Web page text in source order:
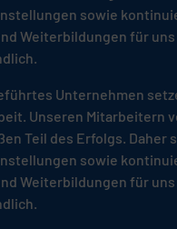
sowie
Weiterbildungen für uns
Unternehmen
Unseren Mitarbeitern
Teil des Erfolgs. Daher
sowie
Weiterbildungen für uns